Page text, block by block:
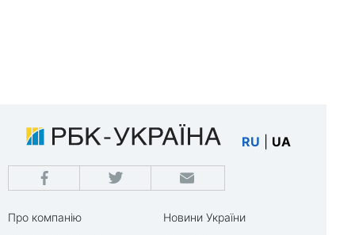
RU UA
Про компанію
Новини України